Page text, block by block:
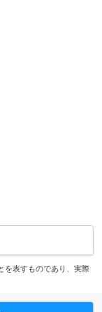
を表すものであり、実際